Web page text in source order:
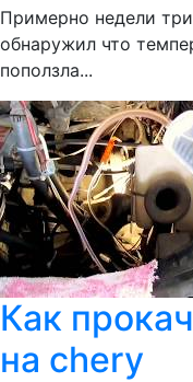
Примерно недели
обнаружил что
поползла...
Как
на chery